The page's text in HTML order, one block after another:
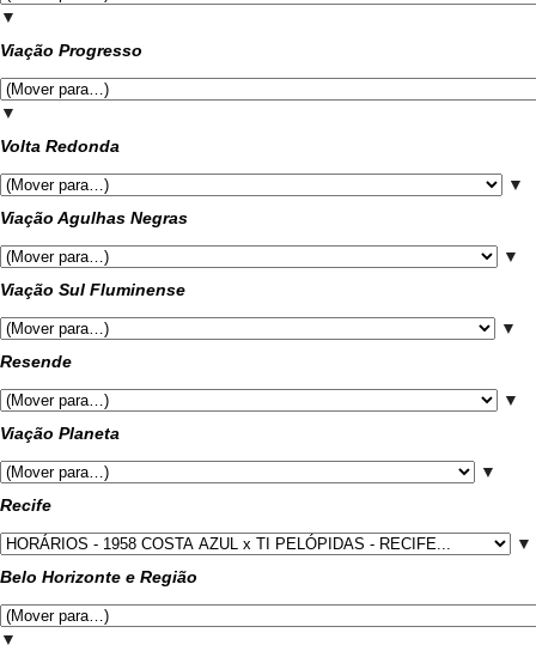
▼
Viação Progresso
▼
Volta Redonda
▼
Viação Agulhas Negras
▼
Viação Sul Fluminense
▼
Resende
▼
Viação Planeta
▼
Recife
▼
Belo Horizonte e Região
▼